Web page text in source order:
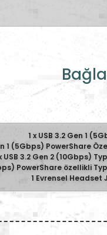
1 x USB 3.2 Gen 1
1 (5Gbps) PowerShare
USB 3.2 Gen 2 (10Gbps)
PowerShare özellikli
1 Evrensel Headset